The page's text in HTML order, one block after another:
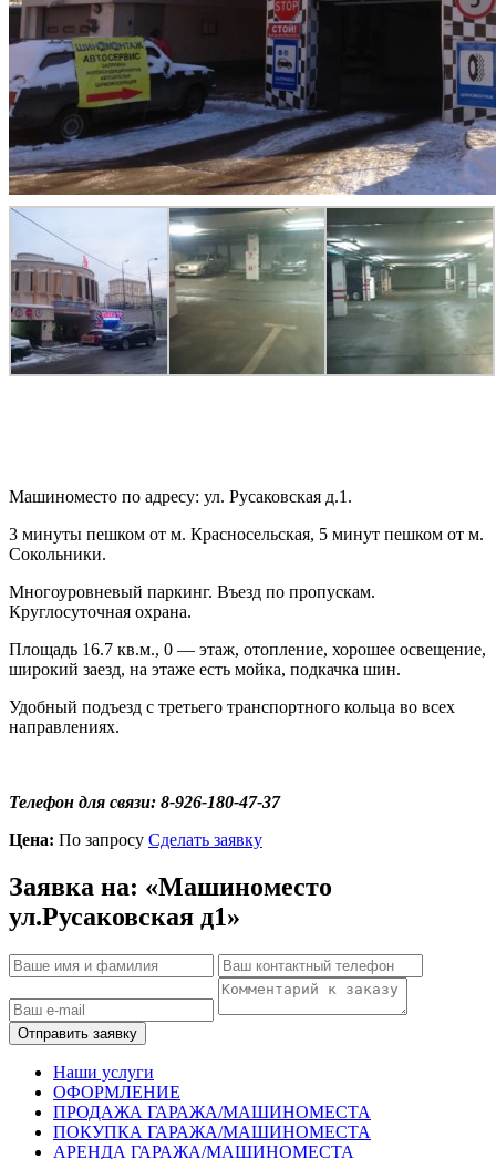
Машиноместо по адресу: ул. Русаковская д.1.
3 минуты пешком от м. Красносельская, 5 минут пешком от м.
Сокольники.
Многоуровневый паркинг. Въезд по пропускам.
Круглосуточная охрана.
Площадь 16.7 кв.м., 0 — этаж, отопление, хорошее освещение,
широкий заезд, на этаже есть мойка, подкачка шин.
Удобный подъезд с третьего транспортного кольца во всех
направлениях.
Телефон для связи: 8-926-180-47-37
Цена: По запросу Сделать заявку
Заявка на: «Машиноместо
ул.Русаковская д1»
Отправить заявку
Наши услуги
ОФОРМЛЕНИЕ
ПРОДАЖА ГАРАЖА/МАШИНОМЕСТА
ПОКУПКА ГАРАЖА/МАШИНОМЕСТА
АРЕНДА ГАРАЖА/МАШИНОМЕСТА